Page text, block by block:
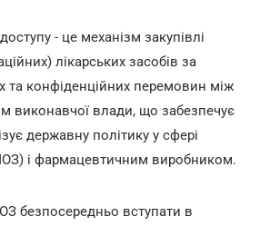
- це механізм закупівлі
лікарських засобів за
та конфіденційних перемовин між
виконавчої влади, що забезпечує
державну політику у сфері
і фармацевтичним виробником.
безпосередньо вступати в